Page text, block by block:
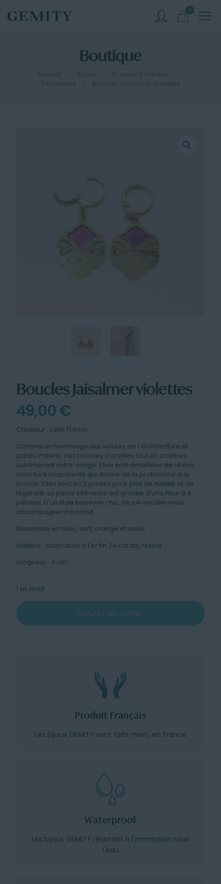
0
Boutique
Boucles Jaisalmer violettes
49,00€
Créateur : Laëti Trëma
Comme un hommage aux volutes de l’architecture et
palais indiens, ces boucles d’oreilles tout en courbes
sublimeront votre visage. Elles sont émaillées de résine
colorée transparente qui donne de la profondeur à la
boucle. Elles sont en 2 parties pour plus de fluidité et de
légèreté. La partie inférieure est gravée d’une fleur à 4
pétales. D’un style bohème chic, ce joli modèle vous
accompagnera partout.
Disponible en bleu, vert, orange et violet.
Matière : laiton doré à l’or fin 24 carats, résine.
Longueur : 4 cm
1 en stock
Ajouter au panier
Produit Français
Les bijoux GEMITY sont faits main, en France
Waterproof
Les bijoux GEMITY résistent à l'immersion sous
l'eau